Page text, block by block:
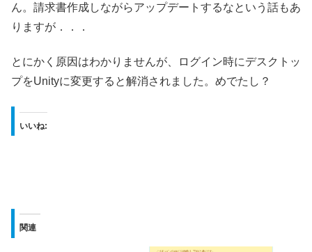
ん。請求書作成しながらアップデートするなという話もあ
りますが．．．
とにかく原因はわかりませんが、ログイン時にデスクトッ
プをUnityに変更すると解消されました。めでたし？
いいね:
関連